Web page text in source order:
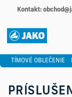
Kontakt:
TÍMOVÉ OBLEČENIE